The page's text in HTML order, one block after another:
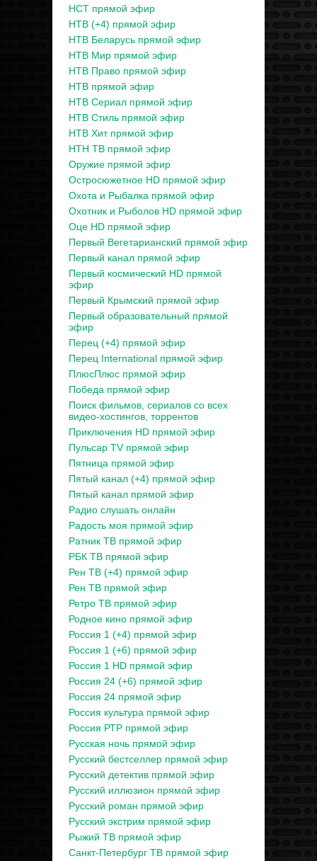
НСТ прямой эфир
НТВ (+4) прямой эфир
НТВ Беларусь прямой эфир
НТВ Мир прямой эфир
НТВ Право прямой эфир
НТВ прямой эфир
НТВ Сериал прямой эфир
НТВ Стиль прямой эфир
НТВ Хит прямой эфир
НТН ТВ прямой эфир
Оружие прямой эфир
Остросюжетное HD прямой эфир
Охота и Рыбалка прямой эфир
Охотник и Рыболов HD прямой эфир
Оце HD прямой эфир
Первый Вегетарианский прямой эфир
Первый канал прямой эфир
Первый космический HD прямой
эфир
Первый Крымский прямой эфир
Первый образовательный прямой
эфир
Перец (+4) прямой эфир
Перец International прямой эфир
ПлюсПлюс прямой эфир
Победа прямой эфир
Поиск фильмов, сериалов со всех
видео-хостингов, торрентов
Приключения HD прямой эфир
Пульсар TV прямой эфир
Пятница прямой эфир
Пятый канал (+4) прямой эфир
Пятый канал прямой эфир
Радио слушать онлайн
Радость моя прямой эфир
Ратник ТВ прямой эфир
РБК ТВ прямой эфир
Рен ТВ (+4) прямой эфир
Рен ТВ прямой эфир
Ретро ТВ прямой эфир
Родное кино прямой эфир
Россия 1 (+4) прямой эфир
Россия 1 (+6) прямой эфир
Россия 1 HD прямой эфир
Россия 24 (+6) прямой эфир
Россия 24 прямой эфир
Россия культура прямой эфир
Россия РТР прямой эфир
Русская ночь прямой эфир
Русский бестселлер прямой эфир
Русский детектив прямой эфир
Русский иллюзион прямой эфир
Русский роман прямой эфир
Русский экстрим прямой эфир
Рыжий ТВ прямой эфир
Санкт-Петербург ТВ прямой эфир